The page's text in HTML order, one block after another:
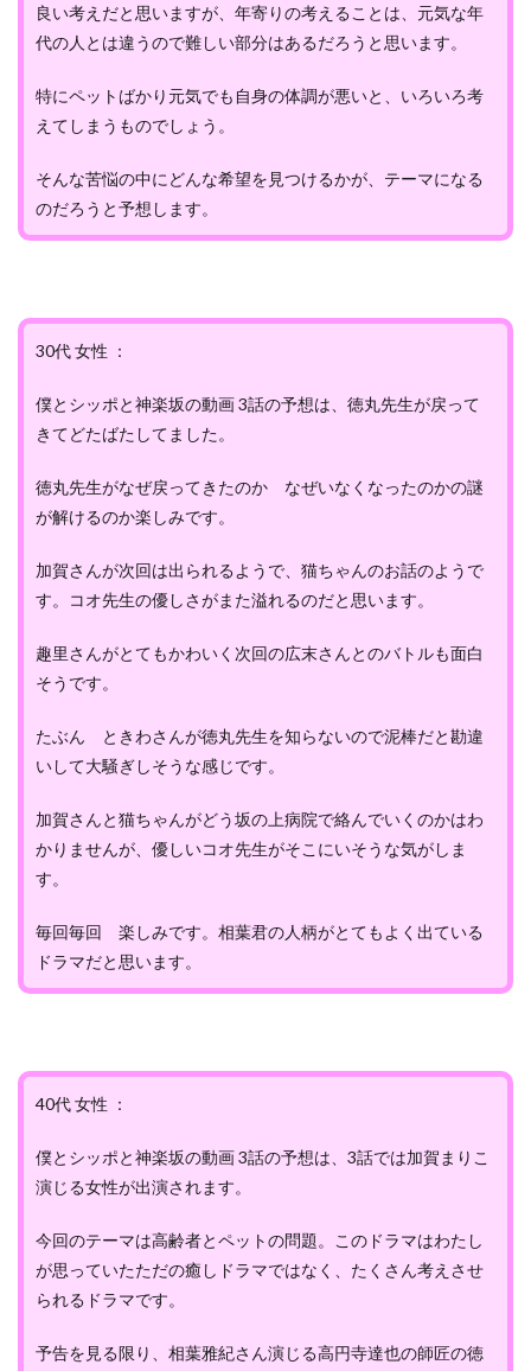
良い考えだと思いますが、年寄りの考えることは、元気な年
代の人とは違うので難しい部分はあるだろうと思います。
特にペットばかり元気でも自身の体調が悪いと、いろいろ考
えてしまうものでしょう。
そんな苦悩の中にどんな希望を見つけるかが、テーマになる
のだろうと予想します。
30代 女性 ：
僕とシッポと神楽坂の動画 3話の予想は、徳丸先生が戻って
きてどたばたしてました。
徳丸先生がなぜ戻ってきたのか なぜいなくなったのかの謎
が解けるのか楽しみです。
加賀さんが次回は出られるようで、猫ちゃんのお話のようで
す。コオ先生の優しさがまた溢れるのだと思います。
趣里さんがとてもかわいく次回の広末さんとのバトルも面白
そうです。
たぶん ときわさんが徳丸先生を知らないので泥棒だと勘違
いして大騒ぎしそうな感じです。
加賀さんと猫ちゃんがどう坂の上病院で絡んでいくのかはわ
かりませんが、優しいコオ先生がそこにいそうな気がしま
す。
毎回毎回 楽しみです。相葉君の人柄がとてもよく出ている
ドラマだと思います。
40代 女性 ：
僕とシッポと神楽坂の動画 3話の予想は、3話では加賀まりこ
演じる女性が出演されます。
今回のテーマは高齢者とペットの問題。このドラマはわたし
が思っていたただの癒しドラマではなく、たくさん考えさせ
られるドラマです。
予告を見る限り、相葉雅紀さん演じる高円寺達也の師匠の徳